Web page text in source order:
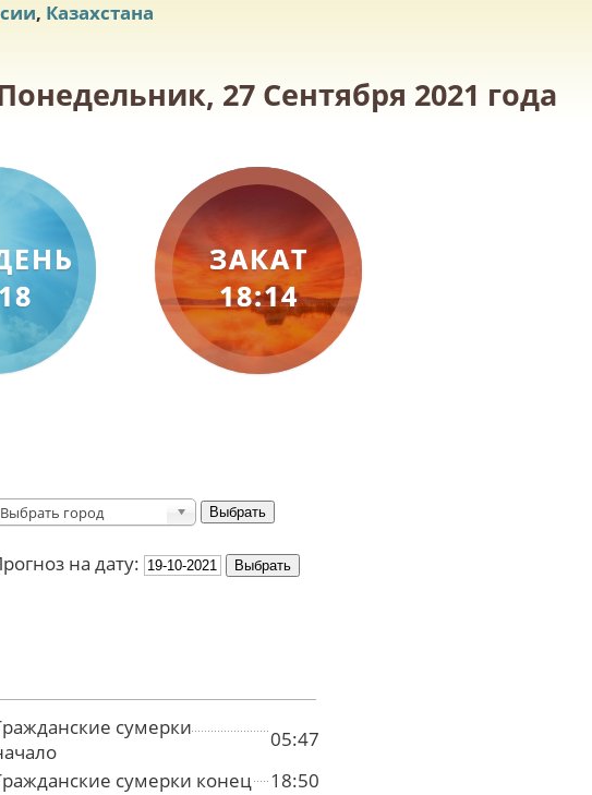
, Казахстана
27 Сентября 2021 года
ЗАКАТ
18:14
Выбрать город
на дату:
сумерки
05:47
сумерки конец
18:50